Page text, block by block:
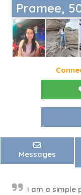
Pramee,
Messages
I am a simple